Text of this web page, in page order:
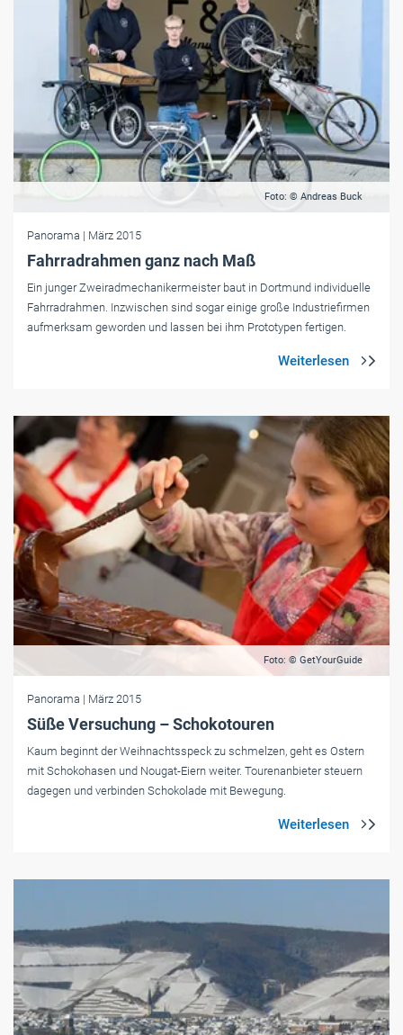
Foto: © Andreas Buck
Panorama | März 2015
Fahrradrahmen ganz nach Maß
Ein junger Zweiradmechanikermeister baut in Dortmund individuelle
Fahrradrahmen. Inzwischen sind sogar einige große Industriefirmen
aufmerksam geworden und lassen bei ihm Prototypen fertigen.
Foto: © GetYourGuide
Panorama | März 2015
Süße Versuchung – Schokotouren
Kaum beginnt der Weihnachtsspeck zu schmelzen, geht es Ostern
mit Schokohasen und Nougat-Eiern weiter. Tourenanbieter steuern
dagegen und verbinden Schokolade mit Bewegung.